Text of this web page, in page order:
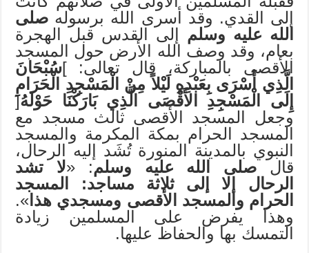
إلى القدي. وقد أسرى الله برسوله صلى
الله عليه وسلم إلى القدس قبل الهجرة
بعام، وقد وصف الله الأرض حول المسجد
الأقصى بالمباركة، قال تعالى: ]سُبْحَانَ
الَّذِي أَسْرَى بِعَبْدِهِ لَيْلاً مِنْ الْمَسْجِدِ الْحَرَامِ
إِلَى الْمَسْجِدِ الأَقْصَى الَّذِي بَارَكْنَا حَوْلَهُ[
وجعل المسجد الأقصى ثالث مسجد مع
المسجد الحرام بمكة المكرمة والمسجد
النبوي بالمدينة المنورة تُشَد إليه الرحال،
قالصلى الله عليه وسلم: «لا تشد
الرحال إلا إلى ثلاثة مساجد: المسجد
الحرام والمسجد الأقصى ومسجدي هذا ».
وهذا يفرض على المسلمين زيادة
التمسك بها والحفاظ عليها.